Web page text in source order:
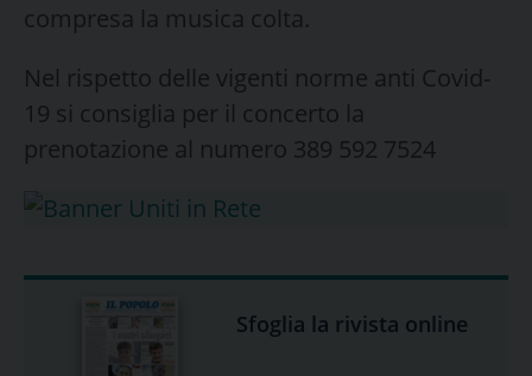
compresa la musica colta.
Nel rispetto delle vigenti norme anti Covid-
19 si consiglia per il concerto la
prenotazione al numero 389 592 7524
Sfoglia la rivista online